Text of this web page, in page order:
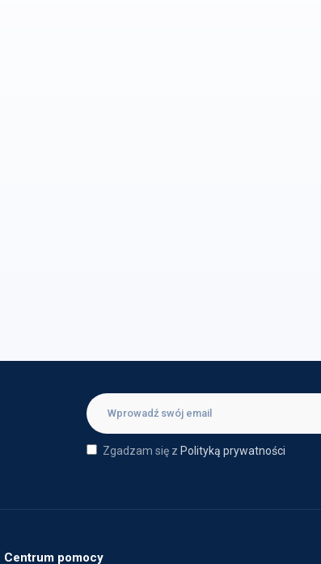
Zgadzam się z Polityką prywatności
Centrum pomocy